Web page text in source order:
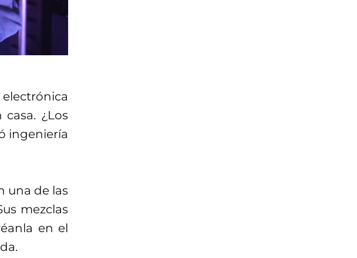
electrónica
¿Los
ingeniería
una de las
mezclas
en el